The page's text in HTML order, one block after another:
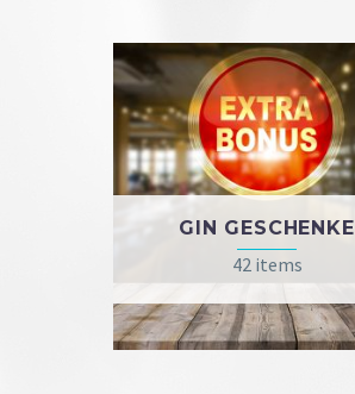
GIN GESCHENKE
42 items